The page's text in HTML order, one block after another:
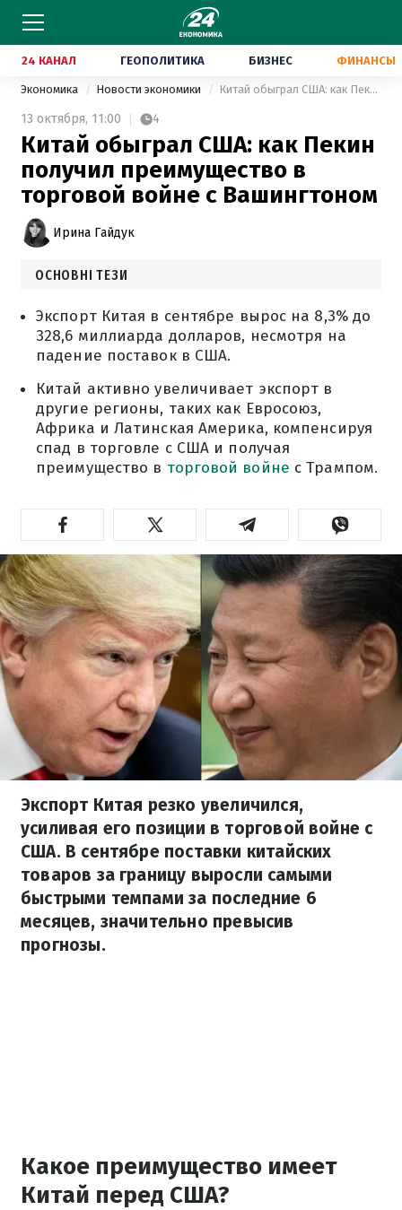
24 КАНАЛ ГЕОПОЛИТИКА БИЗНЕС ФИНАНСЫ
Экономика Новости экономики Китай обыграл США: как Пекин получил преимущество в торговой войне с Вашингтоном
13 октября, 11:00 4
Китай обыграл США: как Пекин
получил преимущество в
торговой войне с Вашингтоном
Ирина Гайдук
ОСНОВНІ ТЕЗИ
Экспорт Китая в сентябре вырос на 8,3% до
328,6 миллиарда долларов, несмотря на
падение поставок в США.
Китай активно увеличивает экспорт в
другие регионы, таких как Евросоюз,
Африка и Латинская Америка, компенсируя
спад в торговле с США и получая
преимущество в торговой войне с Трампом.
Экспорт Китая резко увеличился,
усиливая его позиции в торговой войне с
США. В сентябре поставки китайских
товаров за границу выросли самыми
быстрыми темпами за последние 6
месяцев, значительно превысив
прогнозы.
Какое преимущество имеет
Китай перед США?